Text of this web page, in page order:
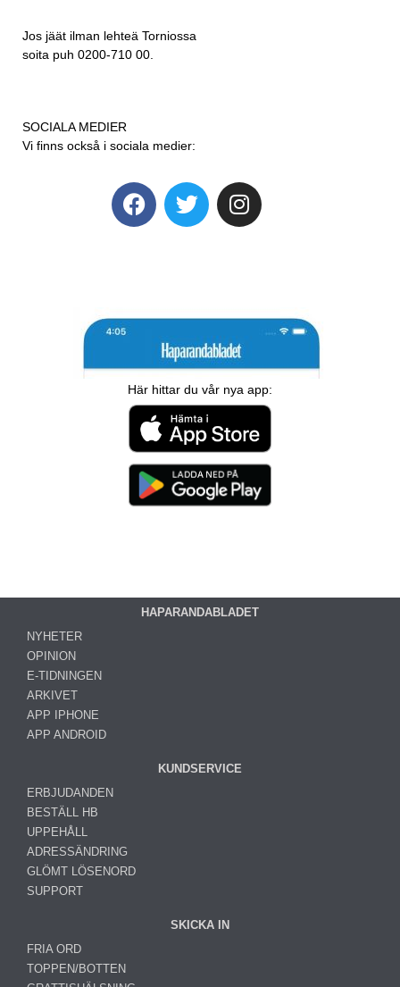
Jos jäät ilman lehteä Torniossa
soita puh 0200-710 00.
SOCIALA MEDIER
Vi finns också i sociala medier:
Här hittar du vår nya app:
HAPARANDABLADET
NYHETER
OPINION
E-TIDNINGEN
ARKIVET
APP IPHONE
APP ANDROID
KUNDSERVICE
ERBJUDANDEN
BESTÄLL HB
UPPEHÅLL
ADRESSÄNDRING
GLÖMT LÖSENORD
SUPPORT
SKICKA IN
FRIA ORD
TOPPEN/BOTTEN